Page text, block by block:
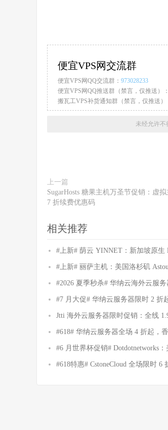
便宜VPS网交流群
便宜VPS网QQ交流群： 973028233
便宜VPS网QQ推送群（禁言，仅推送）：
搬瓦工VPS补货通知群（禁言，仅推送）
未经允许不
上一篇
SugarHosts 糖果主机万圣节促销：虚
7 折续费优惠码
相关推荐
#上新# 荫云 YINNET：新加坡原生
#上新# 丽萨主机：美国洛杉矶
#2026 夏季秒杀# 华纳云海外云服
#7 月大促# 华纳云服务器限时 2 折
Jtti 海外云服务器限时促销：全线
#618# 华纳云服务器全场 4 折起，
#6 月世界杯促销# Dotdotnetworks
#618特惠# CstoneCloud 全场限时